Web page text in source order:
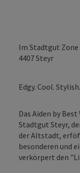
Im Stadtgut Zone
4407Steyr
Edgy. Cool. Stylish.
Das Aiden by
Stadtgut Steyr,
der Altstadt,
besonderen und
verkörpert den